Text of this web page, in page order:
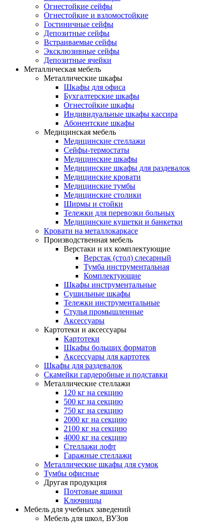
Огнестойкие сейфы
Огнестойкие и взломостойкие
Гостиничные сейфы
Депозитные сейфы
Встраиваемые сейфы
Эксклюзивные сейфы
Депозитные ячейки
Металлическая мебель
Металлические шкафы
Шкафы для офиса
Бухгалтерские шкафы
Огнестойкие шкафы
Индивидуальные шкафы кассира
Абонентские шкафы
Медицинская мебель
Медицинские стеллажи
Сейфы-термостаты
Медицинские шкафы
Медицинские шкафы для раздевалок
Медицинские кровати
Медицинские тумбы
Медицинские столики
Ширмы и стойки
Тележки для перевозки больных
Медицинские кушетки и банкетки
Кровати на металлокаркасе
Производственная мебель
Верстаки и их комплектующие
Верстак (стол) слесарный
Тумба инструментальная
Комплектующие
Шкафы инструментальные
Сушильные шкафы
Тележки инструментальные
Стулья промышленные
Аксессуары
Картотеки и аксессуары
Картотеки
Шкафы больших форматов
Аксессуары для картотек
Шкафы для раздевалок
Скамейки гардеробные и подставки
Металлические стеллажи
120 кг на секцию
500 кг на секцию
750 кг на секцию
2000 кг на секцию
2100 кг на секцию
4000 кг на секцию
Стеллажи лофт
Гаражные стеллажи
Металлические шкафы для сумок
Тумбы офисные
Другая продукция
Почтовые ящики
Ключницы
Мебель для учебных заведений
Мебель для школ, ВУЗов